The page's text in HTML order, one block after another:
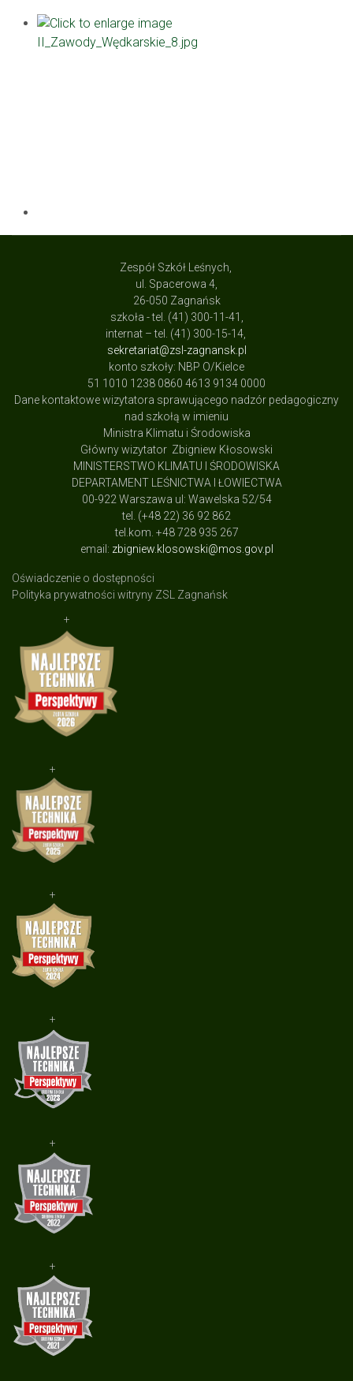
Zespół Szkół Leśnych,
ul. Spacerowa 4,
26-050 Zagnańsk
szkoła - tel. (41) 300-11-41,
internat – tel. (41) 300-15-14,
sekretariat@zsl-zagnansk.pl
konto szkoły: NBP O/Kielce
51 1010 1238 0860 4613 9134 0000
Dane kontaktowe wizytatora sprawującego nadzór pedagogiczny
nad szkołą w imieniu
Ministra Klimatu i Środowiska
Główny wizytator Zbigniew Kłosowski
MINISTERSTWO KLIMATU I ŚRODOWISKA
DEPARTAMENT LEŚNICTWA I ŁOWIECTWA
00-922 Warszawa ul: Wawelska 52/54
tel. (+48 22) 36 92 862
tel.kom. +48 728 935 267
email: zbigniew.klosowski@mos.gov.pl
Oświadczenie o dostępności
Polityka prywatności witryny ZSL Zagnańsk
+
+
+
+
+
+